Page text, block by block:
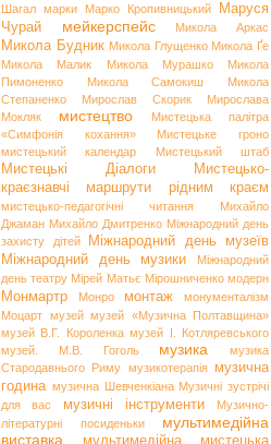
Шагал марки Марко Кропивницький
Маруся
Чурай
мейкерспейс Микола Аркас
Микола Будник Микола Глущенко Микола Ґе
Микола Малик
Микола Мурашко
Микола
Пимоненко
Микола Самокиш
Микола
Степаненко
Мирослав Скорик
Мирослава
Мокляк
мистецтво
Мистецька палітра
«Симфонія кохання»
Мистецьке гроно
мистецький календар
Мистецький штаб
Мистецькі Діалоги
Мистецько-
краєзнавчі маршрути рідним краєм
мистецько-педагогічні читання
Михайло
Джаман Михайло Дмитренко Міжнародний день
захисту дітей
Міжнародний день музеїв
Міжнародний день музики
Міжнародний
день театру Мірей Матьє Мірошниченко модерн
Монмартр Монро монтаж
монументалізм
Моцарт музей музей «Музична Полтавщина»
музей В.Г. Короленка музей І. Котляревського
музей. М.В. Гоголь
музика
музика
Стародавнього Риму музикотерапія
музична
година музична Шевченкіана Музичні зустрічі
для вас
музичні інструменти
Музично-
літературні посиденьки
мультимедійна
виставка
мультимедійна мистецька